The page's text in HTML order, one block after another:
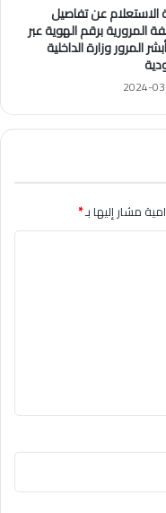
الاستعلام عن تفاصيل
المرورية برقم الهوية عبر
المرور وزارة الداخلية
2024-
مشار إليها بـ*